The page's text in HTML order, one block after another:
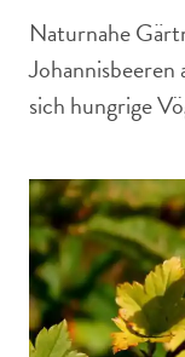
Naturnahe
sich hungrige